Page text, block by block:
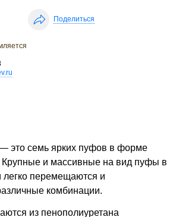
Поделиться
это семь ярких пуфов в форме
Крупные и массивные на вид пуфы в
легко перемещаются и
комбинации.
из пенополиуретана